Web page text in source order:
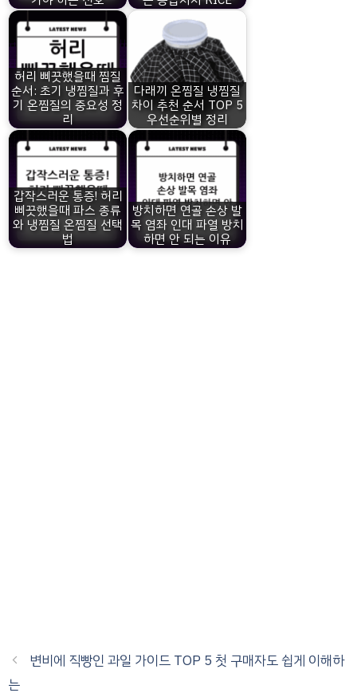
허리 삐끗했을때 찜질
순서: 초기 냉찜질과 후
기 온찜질의 중요성 정
리
다래끼 온찜질 냉찜질
차이 추천 순서 TOP 5
우선순위별 정리
갑작스러운 통증! 허리
삐끗했을때 파스 종류
와 냉찜질 온찜질 선택
법
방치하면 연골 손상 발
목 염좌 인대 파열 방치
하면 안 되는 이유
변비에 직빵인 과일 가이드 TOP 5 첫 구매자도 쉽게 이해하
는